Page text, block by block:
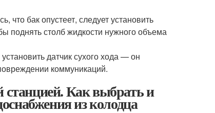
бак опустеет, следует установить
поднять столб жидкости нужного объема
датчик сухого хода — он
коммуникаций.
станцией. Как выбрать и
из колодца